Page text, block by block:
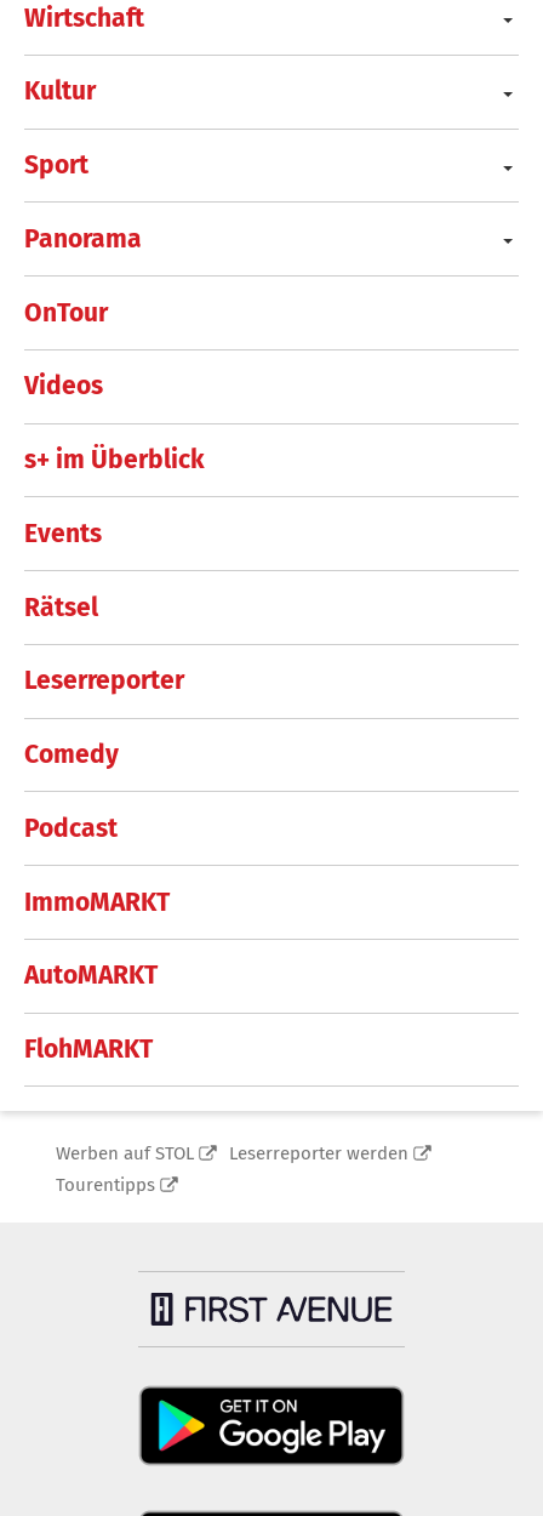
Wirtschaft
Kultur
Sport
Panorama
OnTour
Videos
s+ im Überblick
Events
Rätsel
Leserreporter
Comedy
Podcast
ImmoMARKT
AutoMARKT
FlohMARKT
Werben auf STOL
Leserreporter werden
Tourentipps